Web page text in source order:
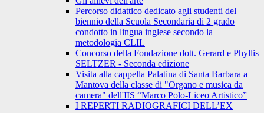
Percorso didattico dedicato agli studenti del
biennio della Scuola Secondaria di 2 grado
condotto in lingua inglese secondo la
metodologia CLIL
Concorso della Fondazione dott. Gerard e Phyllis
SELTZER - Seconda edizione
Visita alla cappella Palatina di Santa Barbara a
Mantova della classe di "Organo e musica da
camera" dell'IIS “Marco Polo-Liceo Artistico”
I REPERTI RADIOGRAFICI DELL’EX